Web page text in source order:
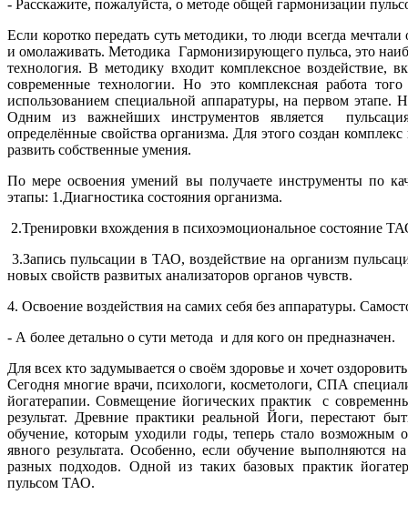
- Расскажите, пожалуйста, о методе общей гармонизации
Если коротко передать суть методики, то люди всегда
и омолаживать. Методика Гармонизирующего пульса, это
технология. В методику входит комплексное воздействие,
современные технологии. Но это комплексная работа
использованием специальной аппаратуры, на первом этапе.
Одним из важнейших инструментов является
определённые свойства организма. Для этого создан
развить собственные умения.
По мере освоения умений вы получаете инструменты по
этапы: 1.Диагностика состояния организма.
2.Тренировки вхождения в психоэмоциональное состояние
3.Запись пульсации в ТАО, воздействие на организм
новых свойств развитых анализаторов органов чувств.
4. Освоение воздействия на самих себя без аппаратуры.
- А более детально о сути метода и для кого он предназначен.
Для всех кто задумывается о своём здоровье и хочет
Сегодня многие врачи, психологи, косметологи, СПА
йогатерапии. Совмещение йогических практик с
результат. Древние практики реальной Йоги, перестают
обучение, которым уходили годы, теперь стало возможным
явного результата. Особенно, если обучение
разных подходов. Одной из таких базовых практик
пульсом ТАО.